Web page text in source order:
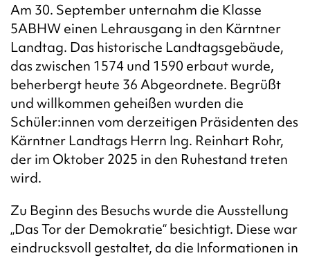
Am 30. September unternahm die Klasse
5ABHW einen Lehrausgang in den Kärntner
Landtag. Das historische Landtagsgebäude,
das zwischen 1574 und 1590 erbaut wurde,
beherbergt heute 36 Abgeordnete. Begrüßt
und willkommen geheißen wurden die
Schüler:innen vom derzeitigen Präsidenten des
Kärntner Landtags Herrn Ing. Reinhart Rohr,
der im Oktober 2025 in den Ruhestand treten
wird.
Zu Beginn des Besuchs wurde die Ausstellung
„Das Tor der Demokratie“ besichtigt. Diese war
eindrucksvoll gestaltet, da die Informationen in